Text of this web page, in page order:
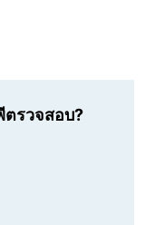
ตรวจสอบ?